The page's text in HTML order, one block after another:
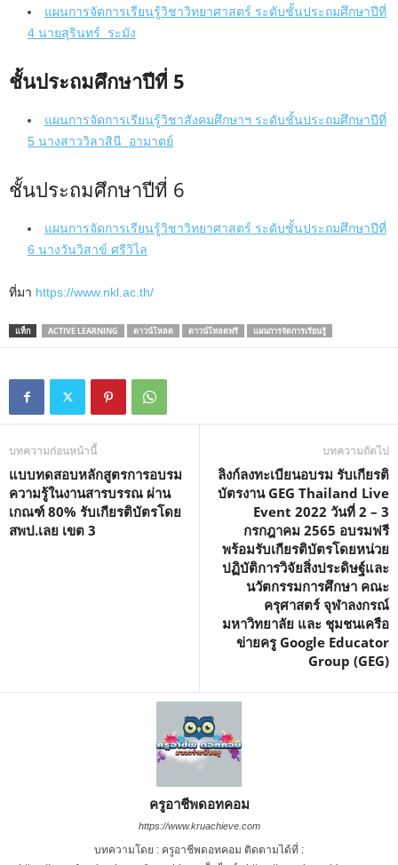
แผนการจัดการเรียนรู้วิชาวิทยาศาสตร์ ระดับชั้นประถมศึกษาปีที่
4 นายสุรินทร์ ระมัง
ชั้นประถมศึกษาปีที่ 5
แผนการจัดการเรียนรู้วิชาสังคมศึกษาฯ ระดับชั้นประถมศึกษาปีที่
5 นางสาววิลาสินี อามาตย์
ชั้นประถมศึกษาปีที่ 6
แผนการจัดการเรียนรู้วิชาวิทยาศาสตร์ ระดับชั้นประถมศึกษาปีที่
6 นางวันวิสาข์ ศรีวิไล
ที่มา https://www.nkl.ac.th/
แท็ก ACTIVE LEARNING ดาวน์โหลด ดาวน์โหลดฟรี แผนการจัดการเรียนรู้
บทความก่อนหน้านี้
แบบทดสอบหลักสูตรการอบรม
ความรู้ในงานสารบรรณ ผ่าน
เกณฑ์ 80% รับเกียรติบัตรโดย
สพป.เลย เขต 3
บทความถัดไป
ลิงก์ลงทะเบียนอบรม รับเกียรติ
บัตรงาน GEG Thailand Live
Event 2022 วันที่ 2 – 3
กรกฎาคม 2565 อบรมฟรี
พร้อมรับเกียรติบัตรโดยหน่วย
ปฏิบัติการวิจัยสิ่งประดิษฐ์และ
นวัตกรรมการศึกษา คณะ
ครุศาสตร์ จุฬาลงกรณ์
มหาวิทยาลัย และ ชุมชนเครือ
ข่ายครู Google Educator
Group (GEG)
ครูอาชีพดอทคอม
https://www.kruachieve.com
บทความโดย : ครูอาชีพดอทคอม ติดตามได้ที่ :